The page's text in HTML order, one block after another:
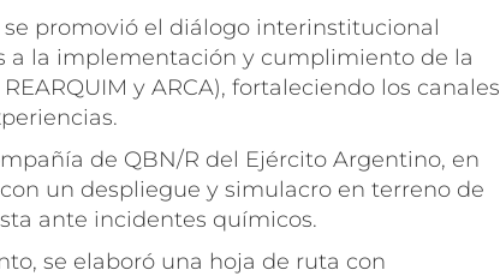
promovió el diálogo interinstitucional
la implementación y cumplimiento de la
y ARCA), fortaleciendo los canales
de QBN/R del Ejército Argentino, en
un despliegue y simulacro en terreno de
ante incidentes químicos.
se elaboró una hoja de ruta con